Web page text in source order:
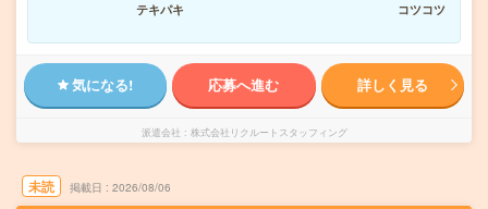
テキパキ
コツコツ
気になる! 応募へ進む 詳しく見る
派遣会社 株式会社リクルートスタッフィング
未読 掲載日 2026/08/06